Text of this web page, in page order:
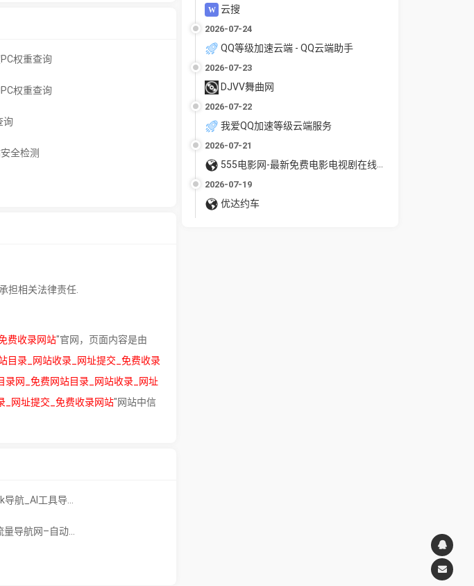
权重查询
权重查询
询
全检测
担相关法律责任.
费收录网站"官网，页面内容是由
目录_网站收录_网址提交_免费收录
录网_免费网站目录_网站收录_网址
_网址提交_免费收录网站"网站中信
_AI工具导航_程序员资源大全_硬核科技网址导航
导航网–自动收录–最懂你的导航网站
云搜
2026-07-24
QQ等级加速云端 - QQ云端助手
2026-07-23
DJVV舞曲网
2026-07-22
我爱QQ加速等级云端服务
2026-07-21
555电影网-最新免费电影电视剧在线观看
2026-07-19
优达约车